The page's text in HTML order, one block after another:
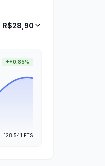
R$28,90
++0.85%
128.541 PTS